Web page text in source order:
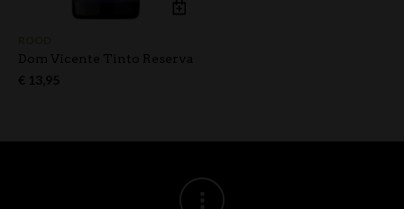
Dom Vicente Tinto Reserva
€ 13,95